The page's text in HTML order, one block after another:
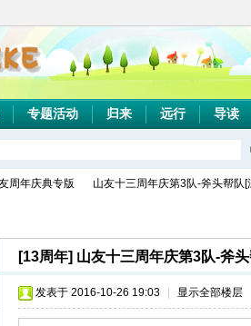
专题活动 归来 远行 导读
周年庆典专版
›
山友十三周年庆第3队-斧头帮队[
[13周年] 山友十三周年庆第3队-斧
发表于 2016-10-26 19:03 显示全部楼层